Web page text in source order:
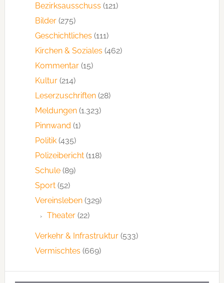
Bezirksausschuss (121)
Bilder(275)
Geschichtliches (111)
Kirchen & Soziales (462)
Kommentar(15)
Kultur(214)
Leserzuschriften(28)
Meldungen(1.323)
Pinnwand (1)
Politik(435)
Polizeibericht(118)
Schule(89)
Sport(52)
Vereinsleben(329)
Theater(22)
Verkehr & Infrastruktur(533)
Vermischtes (669)